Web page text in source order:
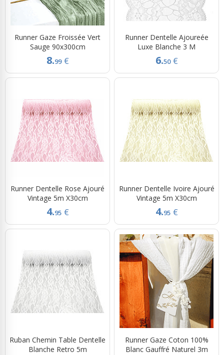
Runner Gaze Froissée Vert
Sauge 90x300cm
8.99 €
Runner Dentelle Ajoureée
Luxe Blanche 3 M
6.50 €
Runner Dentelle Rose Ajouré
Vintage 5m X30cm
4.95 €
Runner Dentelle Ivoire Ajouré
Vintage 5m X30cm
4.95 €
Ruban Chemin Table Dentelle
Blanche Retro 5m
Runner Gaze Coton 100%
Blanc Gauffré Naturel 3m